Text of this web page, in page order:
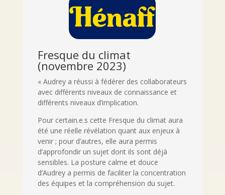
Fresque du climat
(novembre 2023)
« Audrey a réussi à fédérer des collaborateurs
avec différents niveaux de connaissance et
différents niveaux d’implication.
Pour certain.e.s cette Fresque du climat aura
été une réelle révélation quant aux enjeux à
venir ; pour d’autres, elle aura permis
d’approfondir un sujet dont ils sont déjà
sensibles. La posture calme et douce
d’Audrey a permis de faciliter la concentration
des équipes et la compréhension du sujet.